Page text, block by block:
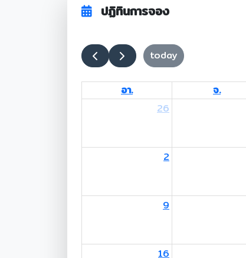
ปฏิทินการจอง
today
อา. จ.
26
2
9
16